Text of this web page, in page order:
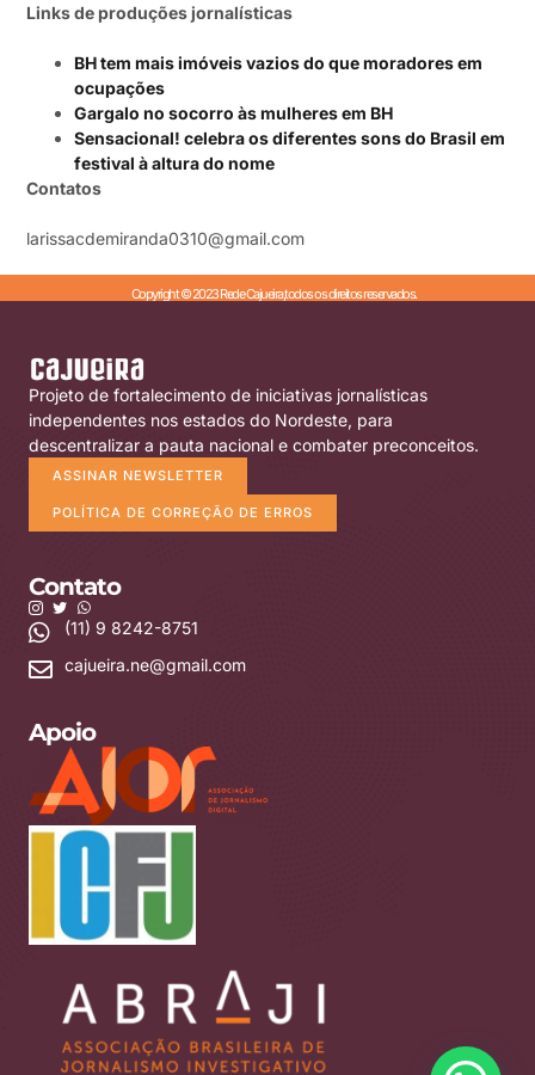
Links de produções jornalísticas
BH tem mais imóveis vazios do que moradores em
ocupações
Gargalo no socorro às mulheres em BH
Sensacional! celebra os diferentes sons do Brasil em
festival à altura do nome
Contatos
larissacdemiranda0310@gmail.com
Copyright © 2023 Rede Cajueira,todos os direitos reservados.
Projeto de fortalecimento de iniciativas jornalísticas
independentes nos estados do Nordeste, para
descentralizar a pauta nacional e combater preconceitos.
ASSINAR NEWSLETTER
POLÍTICA DE CORREÇÃO DE ERROS
Contato
(11) 9 8242-8751
cajueira.ne@gmail.com
Apoio